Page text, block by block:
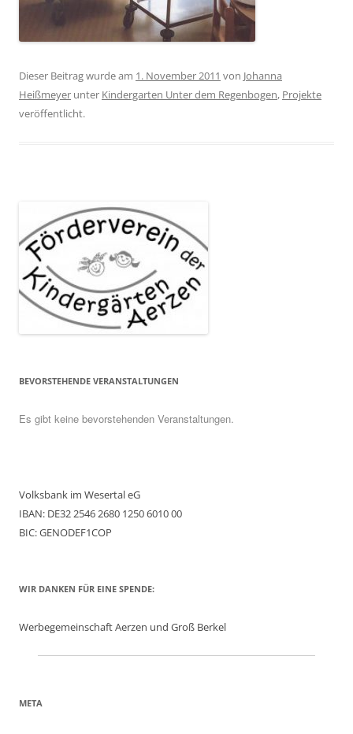
Dieser Beitrag wurde am 1. November 2011 von Johanna
Heißmeyer unter Kindergarten Unter dem Regenbogen, Projekte
veröffentlicht.
BEVORSTEHENDE VERANSTALTUNGEN
Es gibt keine bevorstehenden Veranstaltungen.
Volksbank im Wesertal eG
IBAN: DE32 2546 2680 1250 6010 00
BIC: GENODEF1COP
WIR DANKEN FÜR EINE SPENDE:
Werbegemeinschaft Aerzen und Groß Berkel
META